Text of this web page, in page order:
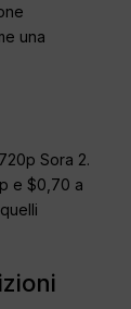
una
Sora 2.
e $0,70 a